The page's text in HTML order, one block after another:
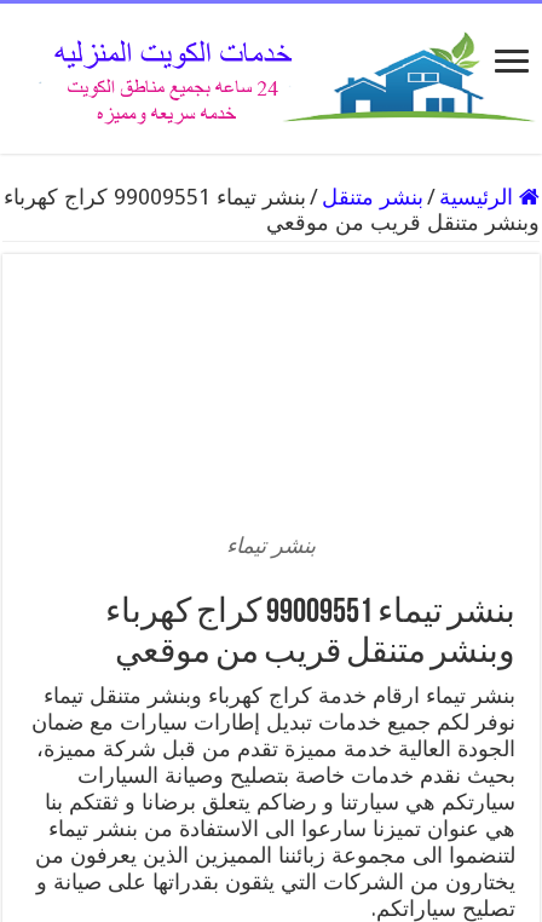
الرئيسية /بنشر متنقل /
بنشر تيماء 99009551 كراج كهرباء
وبنشر متنقل قريب من موقعي
بنشر تيماء
بنشر تيماء 99009551 كراج كهرباء
وبنشر متنقل قريب من موقعي
بنشر تيماء ارقام خدمة كراج كهرباء وبنشر متنقل تيماء
نوفر لكم جميع خدمات تبديل إطارات سيارات مع ضمان
الجودة العالية خدمة مميزة تقدم من قبل شركة مميزة،
بحيث نقدم خدمات خاصة بتصليح وصيانة السيارات
سيارتكم هي سيارتنا و رضاكم يتعلق برضانا و ثقتكم بنا
هي عنوان تميزنا سارعوا الى الاستفادة من بنشر تيماء
لتنضموا الى مجموعة زبائننا المميزين الذين يعرفون من
يختارون من الشركات التي يثقون بقدراتها على صيانة و
تصليح سياراتكم.